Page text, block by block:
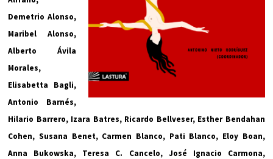
Demetrio Alonso,
Maribel Alonso,
Alberto Ávila
Morales,
Elisabetta Bagli,
Antonio Barnés,
Hilario Barrero, Izara Batres, Ricardo Bellveser, Esther Bendahan
Cohen, Susana Benet, Carmen Blanco, Pati Blanco, Eloy Boan,
Anna Bukowska, Teresa C. Cancelo, José Ignacio Carmona,